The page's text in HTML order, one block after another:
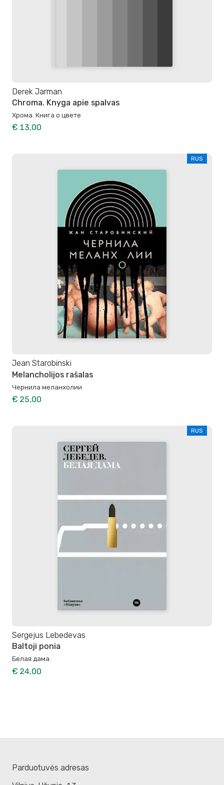
Derek Jarman
Chroma. Knyga apie spalvas
Хрома. Книга о цвете
€ 13,00
RUS
Jean Starobinski
Melancholijos rašalas
Чернила меланхолии
€ 25,00
RUS
Sergejus Lebedevas
Baltoji ponia
Белая дама
€ 24,00
Parduotuvės adresas